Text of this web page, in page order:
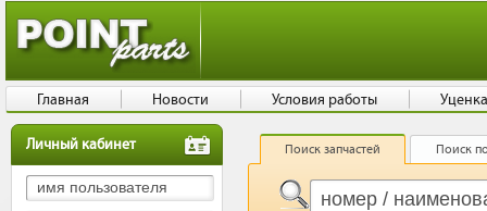
Личный кабинет Поиск запчастей Поиск
Главная Новости Условия работы